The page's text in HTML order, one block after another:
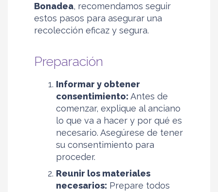
Bonadea, recomendamos seguir
estos pasos para asegurar una
recolección eficaz y segura.
Preparación
Informar y obtener
consentimiento: Antes de
comenzar, explique al anciano
lo que va a hacer y por qué es
necesario. Asegúrese de tener
su consentimiento para
proceder.
Reunir los materiales
necesarios: Prepare todos